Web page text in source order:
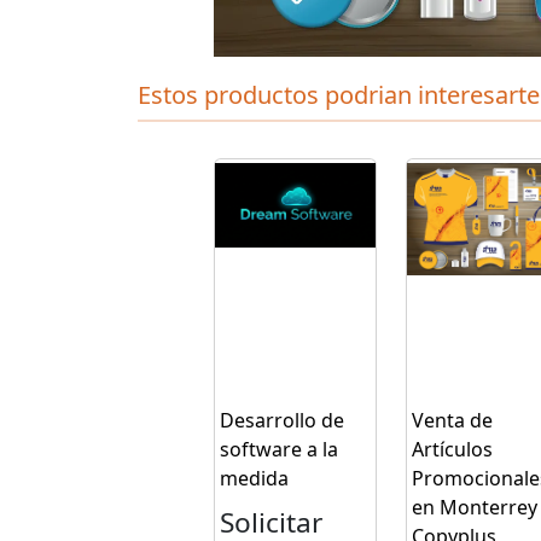
Estos productos podrian interesarte
Desarrollo de
software a la
medida
Solicitar
Venta de
Artículos
en Monterrey